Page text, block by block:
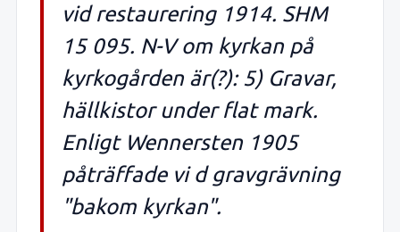
vid restaurering 1914. SHM
15 095. N-V om kyrkan på
kyrkogården är(?): 5) Gravar,
hällkistor under flat mark.
Enligt Wennersten 1905
påträffade vi d gravgrävning
"bakom kyrkan".